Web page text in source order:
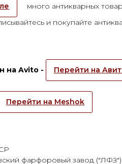
много антикварных
и покупайте
на Avito - Перейти на
Перейти на Meshok
фарфоровый завод ("ЛФЗ")